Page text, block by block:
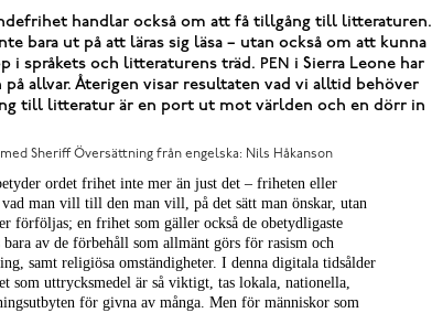
handlar också om att få tillgång till litteraturen.
bara ut på att läras sig läsa – utan också om att kunna
i språkets och litteraturens träd. PEN i Sierra Leone har
allvar. Återigen visar resultaten vad vi alltid behöver
till litteratur är en port ut mot världen och en dörr in
Sheriff Översättning från engelska: Nils Håkanson
ordet frihet inte mer än just det – friheten eller
vad man vill till den man vill, på det sätt man önskar, utan
förföljas; en frihet som gäller också de obetydligaste
bara av de förbehåll som allmänt görs för rasism och
samt religiösa omständigheter. I denna digitala tidsålder
som uttrycksmedel är så viktigt, tas lokala, nationella,
för givna av många. Men för människor som